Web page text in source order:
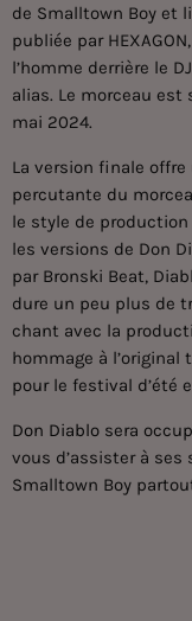
de Smalltown Boy et
publiée par
l’homme derrière le
alias. Le morceau
mai 2024.
La version finale
percutante du
le style de
les versions de Don
par Bronski Beat,
dure un peu plus de
chant avec la
hommage à
pour le festival d’été
Don Diablo sera
vous d’assister à
Smalltown Boy